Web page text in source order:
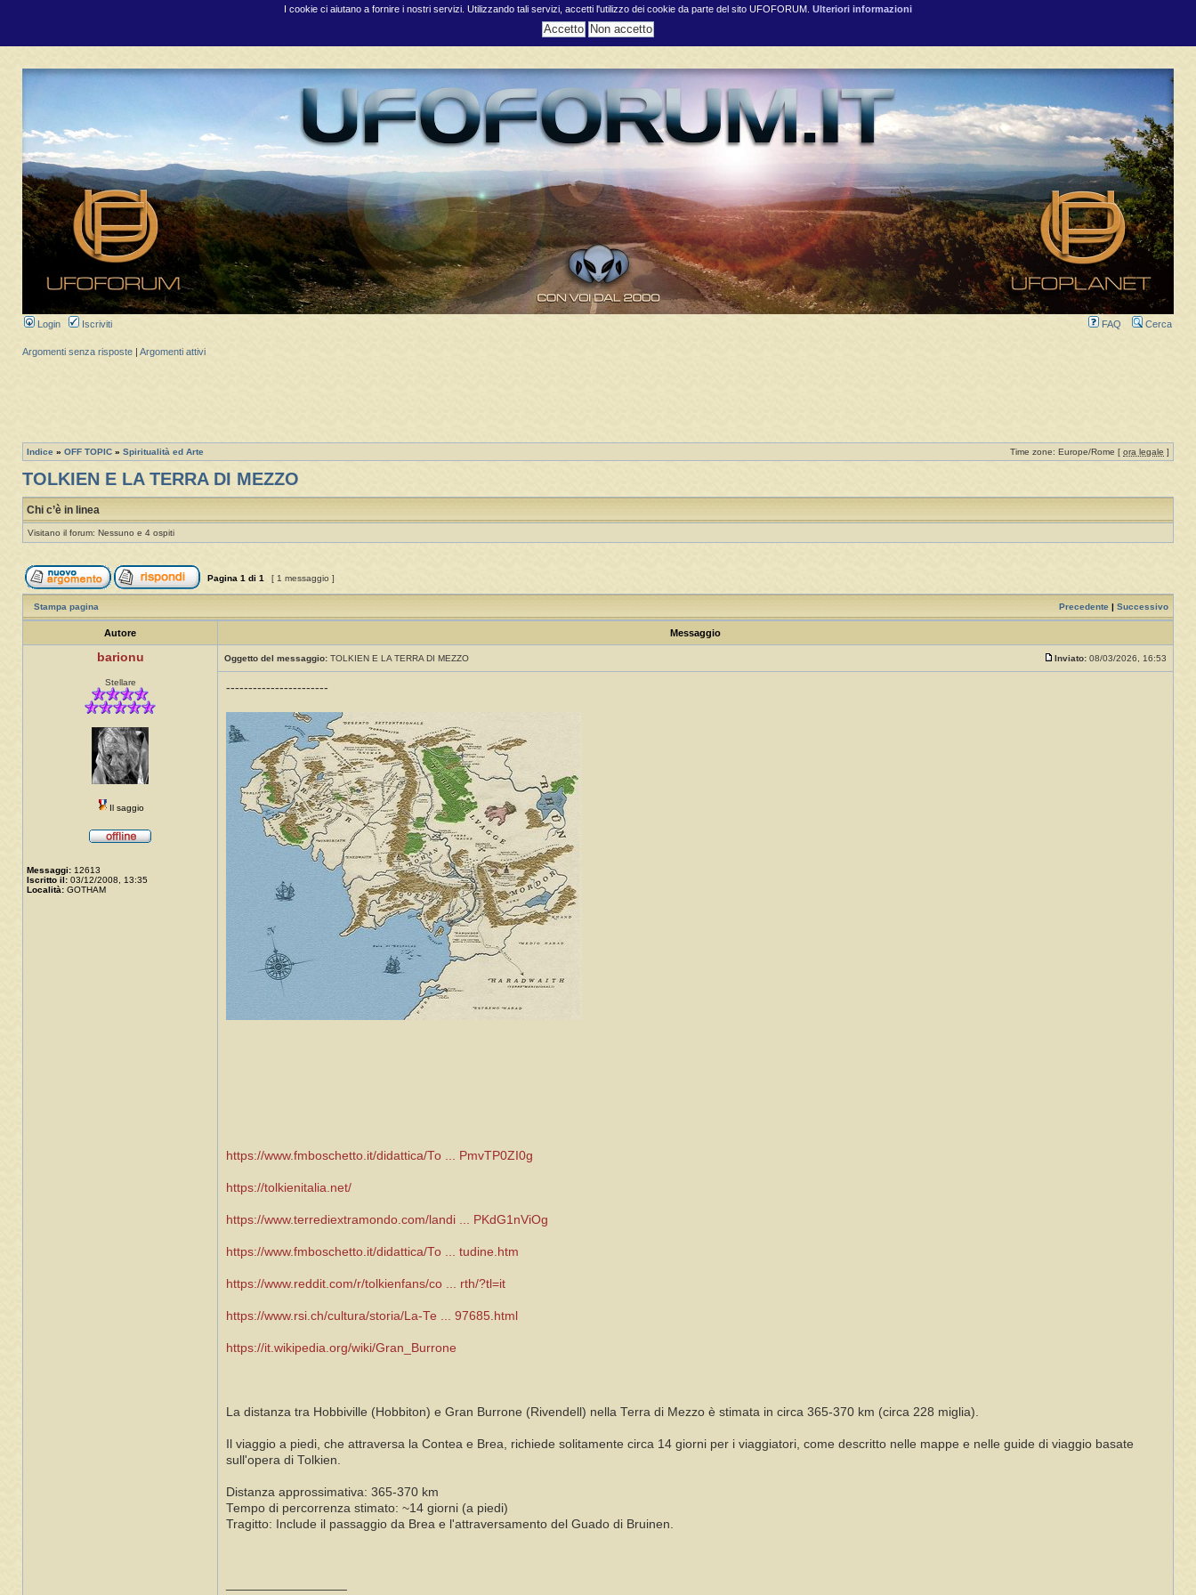
I cookie ci aiutano a fornire i nostri servizi. Utilizzando tali servizi, accetti l'utilizzo dei cookie da parte del sito UFOFORUM. Ulteriori informazioni
Login Iscriviti FAQ Cerca
Argomenti senza risposte Argomenti attivi
Indice » OFF TOPIC » Spiritualità ed Arte Time zone: Europe/Rome [ ora legale ]
TOLKIEN E LA TERRA DI MEZZO
Chi c’è in linea
Visitano il forum: Nessuno e 4 ospiti
Pagina 1 di 1 [ 1 messaggio ]
Stampa pagina Precedente Successivo
Autore Messaggio
barionu
Stellare
Il saggio
Messaggi: 12613
Iscritto il: 03/12/2008, 13:35
Località: GOTHAM
Oggetto del messaggio: TOLKIEN E LA TERRA DI MEZZO Inviato: 08/03/2026, 16:53
-----------------------
https://www.fmboschetto.it/didattica/To ... PmvTP0ZI0g
https://tolkienitalia.net/
https://www.terrediextramondo.com/landi ... PKdG1nViOg
https://www.fmboschetto.it/didattica/To ... tudine.htm
https://www.reddit.com/r/tolkienfans/co ... rth/?tl=it
https://www.rsi.ch/cultura/storia/La-Te ... 97685.html
https://it.wikipedia.org/wiki/Gran_Burrone
La distanza tra Hobbiville (Hobbiton) e Gran Burrone (Rivendell) nella Terra di Mezzo è stimata in circa 365-370 km (circa 228 miglia).
Il viaggio a piedi, che attraversa la Contea e Brea, richiede solitamente circa 14 giorni per i viaggiatori, come descritto nelle mappe e nelle guide di viaggio basate
sull'opera di Tolkien.
Distanza approssimativa: 365-370 km
Tempo di percorrenza stimato: ~14 giorni (a piedi)
Tragitto: Include il passaggio da Brea e l'attraversamento del Guado di Bruinen.